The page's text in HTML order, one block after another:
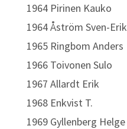
1964 Pirinen Kauko
1964 Åström Sven-Erik
1965 Ringbom Anders
1966 Toivonen Sulo
1967 Allardt Erik
1968 Enkvist T.
1969 Gyllenberg Helge